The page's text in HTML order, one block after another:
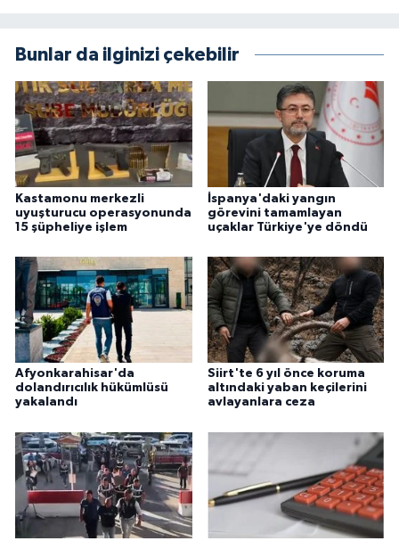
Bunlar da ilginizi çekebilir
Kastamonu merkezli
uyuşturucu operasyonunda
15 şüpheliye işlem
İspanya'daki yangın
görevini tamamlayan
uçaklar Türkiye'ye döndü
Afyonkarahisar'da
dolandırıcılık hükümlüsü
yakalandı
Siirt'te 6 yıl önce koruma
altındaki yaban keçilerini
avlayanlara ceza